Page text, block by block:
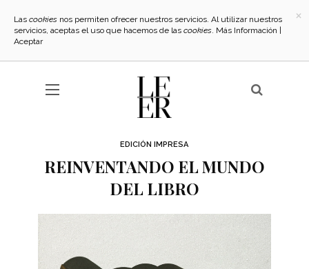
EDICIÓN IMPRESA
REINVENTANDO EL MUNDO
DEL LIBRO
×
Las cookies nos permiten ofrecer nuestros servicios. Al utilizar nuestros
servicios, aceptas el uso que hacemos de las cookies. Más Información
Aceptar